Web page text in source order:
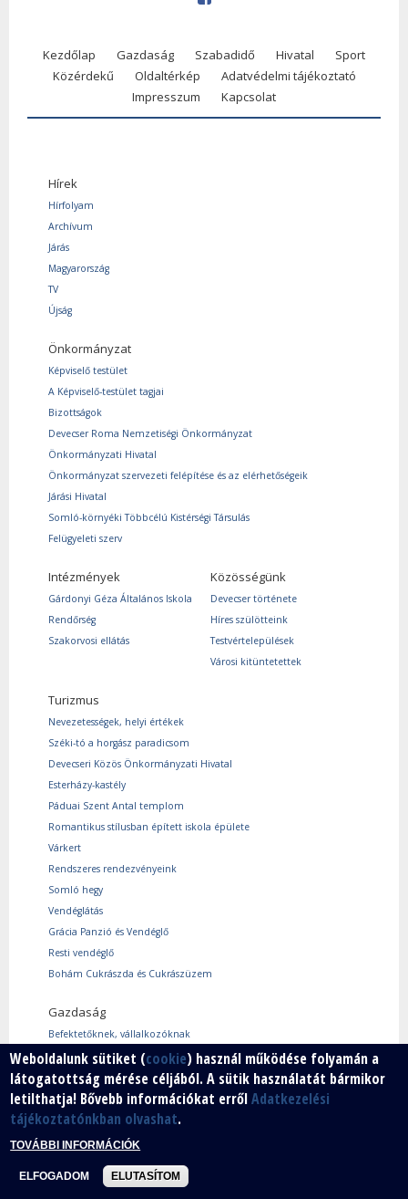
Kezdőlap Gazdaság Szabadidő Hivatal
Sport
Közérdekű
Oldaltérkép
Adatvédelmi tájékoztató
Impresszum
Kapcsolat
Hírek
Hírfolyam
Archívum
Járás
Magyarország
TV
Újság
Önkormányzat
Képviselő testület
A Képviselő-testület tagjai
Bizottságok
Devecser Roma Nemzetiségi Önkormányzat
Önkormányzati Hivatal
Önkormányzat szervezeti felépítése és az elérhetőségeik
Járási Hivatal
Somló-környéki Többcélú Kistérségi Társulás
Felügyeleti szerv
Intézmények
Gárdonyi Géza Általános Iskola
Rendőrség
Szakorvosi ellátás
Közösségünk
Devecser története
Híres szülötteink
Testvértelepülések
Városi kitüntetettek
Turizmus
Nevezetességek, helyi értékek
Széki-tó a horgász paradicsom
Devecseri Közös Önkormányzati Hivatal
Esterházy-kastély
Páduai Szent Antal templom
Romantikus stílusban épített iskola épülete
Várkert
Rendszeres rendezvényeink
Somló hegy
Vendéglátás
Grácia Panzió és Vendéglő
Resti vendéglő
Bohám Cukrászda és Cukrászüzem
Gazdaság
Befektetőknek, vállalkozóknak
Használtcikk piac
Márkáink
Szabad vállalkozói zóna
Vállalkozók
Weboldalunk sütiket (cookie) használ működése folyamán a
látogatottság mérése céljából. A sütik használatát bármikor
letilthatja! Bővebb információkat errőlAdatkezelési
tájékoztatónkban olvashat.
TOVÁBBI INFORMÁCIÓK
ELFOGADOM ELUTASÍTOM